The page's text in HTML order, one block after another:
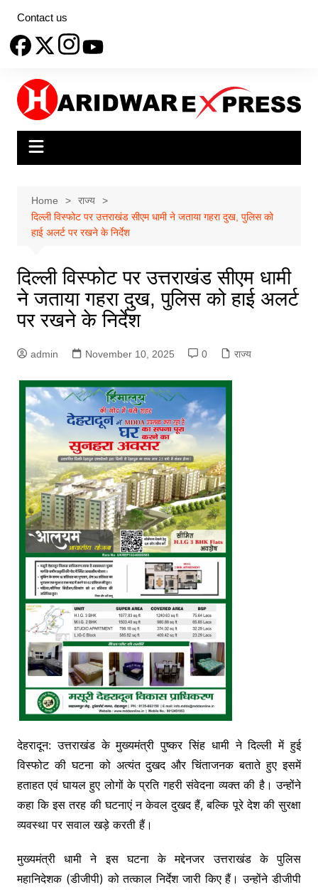
content
Contact us
Home
राज्य
दिल्ली विस्फोट पर उत्तराखंड सीएम धामी ने जताया गहरा दुख, पुलिस को
हाई अलर्ट पर रखने के निर्देश
दिल्ली विस्फोट पर उत्तराखंड सीएम धामी
ने जताया गहरा दुख, पुलिस को हाई अलर्ट
पर रखने के निर्देश
admin November 10, 2025 0 राज्य
देहरादून: उत्तराखंड के मुख्यमंत्री पुष्कर सिंह धामी ने दिल्ली में हुई
विस्फोट की घटना को अत्यंत दुखद और चिंताजनक बताते हुए इसमें
हताहत एवं घायल हुए लोगों के प्रति गहरी संवेदना व्यक्त की है। उन्होंने
कहा कि इस तरह की घटनाएं न केवल दुखद हैं, बल्कि पूरे देश की सुरक्षा
व्यवस्था पर सवाल खड़े करती हैं।
मुख्यमंत्री धामी ने इस घटना के मद्देनजर उत्तराखंड के पुलिस
महानिदेशक (डीजीपी) को तत्काल निर्देश जारी किए हैं। उन्होंने डीजीपी